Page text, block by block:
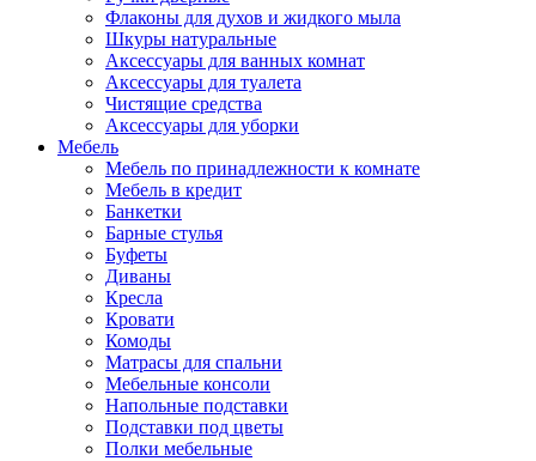
Флаконы для духов и жидкого мыла
Шкуры натуральные
Аксессуары для ванных комнат
Аксессуары для туалета
Чистящие средства
Аксессуары для уборки
Мебель
Мебель по принадлежности к комнате
Мебель в кредит
Банкетки
Барные стулья
Буфеты
Диваны
Кресла
Кровати
Комоды
Матрасы для спальни
Мебельные консоли
Напольные подставки
Подставки под цветы
Полки мебельные